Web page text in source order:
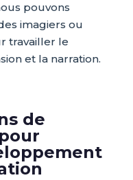
pouvons
imagiers ou
travailler le
et la narration.
de